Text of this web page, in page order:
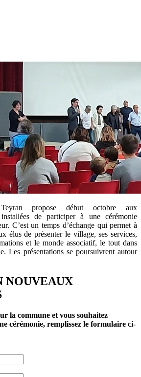
propose début octobre aux
de participer à une cérémonie
C’est un temps d’échange qui permet à
élus de présenter le village, ses services,
et le monde associatif, le tout dans
Les présentations se poursuivrent autour
NOUVEAUX
la commune et vous souhaitez
cérémonie, remplissez le formulaire ci-